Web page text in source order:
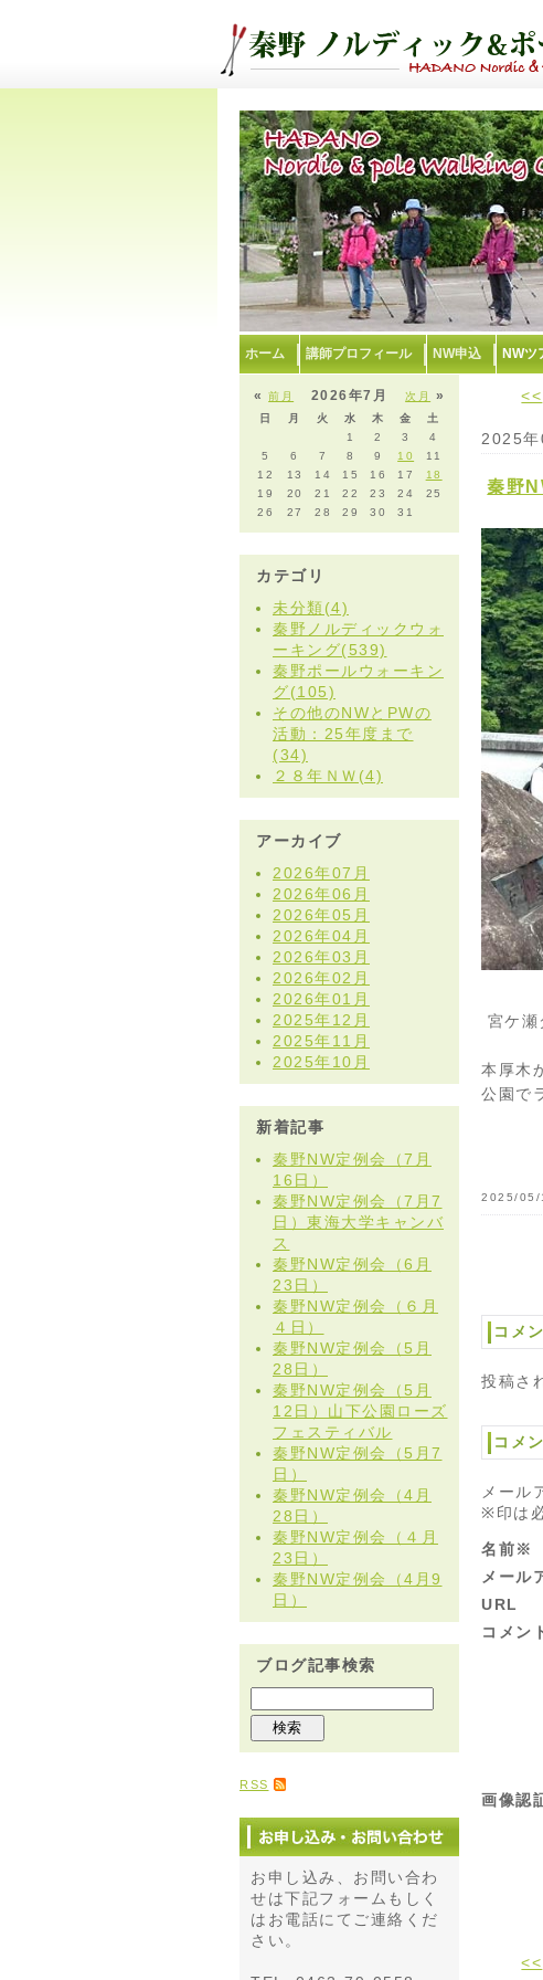
ホーム 講師プロフィール NW申込 NWツ
«前月 次月 »
2026年7月
日 月 火 水 木 金
土
1
2 3
4
5
6 7 8 9 10
11
12
13 14 15 16 17
18
19
20 21 22 23 24
25
26
27 28 29 30 31
カテゴリ
未分類(4)
秦野ノルディックウォ
ーキング(539)
秦野ポールウォーキン
グ(105)
その他のNWとPWの
活動：25年度まで
(34)
２８年ＮＷ(4)
アーカイブ
2026年07月
2026年06月
2026年05月
2026年04月
2026年03月
2026年02月
2026年01月
2025年12月
2025年11月
2025年10月
新着記事
秦野NW定例会（7月
16日）
秦野NW定例会（7月7
日）東海大学キャンバ
ス
秦野NW定例会（6月
23日）
秦野NW定例会（６月
４日）
秦野NW定例会（5月
28日）
秦野NW定例会（5月
12日）山下公園ローズ
フェスティバル
秦野NW定例会（5月7
日）
秦野NW定例会（4月
28日）
秦野NW定例会（４月
23日）
秦野NW定例会（4月9
日）
ブログ記事検索
RSS
お申し込み、お問い合わ
せは下記フォームもしく
はお電話にてご連絡くだ
さい。
<<
2025
秦野
宮ケ瀬
本厚木
公園で
2025/
コメ
投稿さ
コメ
メール
※印は
名前※
メール
URL
コメン
画像認
<<